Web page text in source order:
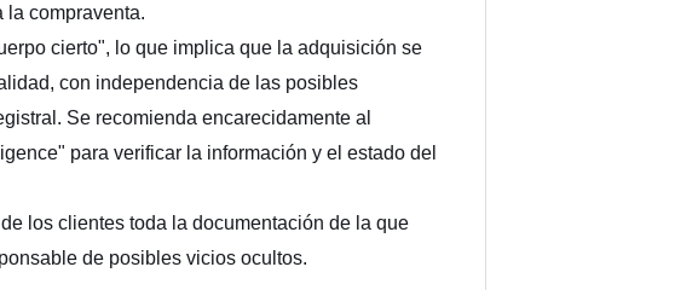
la compraventa.
cierto", lo que implica que la adquisición se
con independencia de las posibles
Se recomienda encarecidamente al
para verificar la información y el estado del
los clientes toda la documentación de la que
de posibles vicios ocultos.